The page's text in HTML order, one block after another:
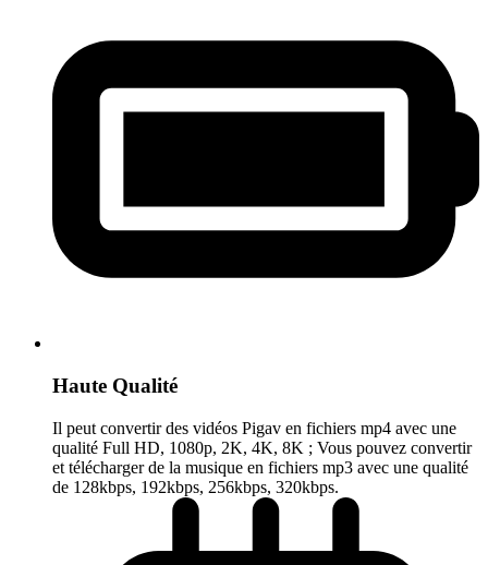
Haute Qualité
Il peut convertir des vidéos Pigav en fichiers mp4 avec une
qualité Full HD, 1080p, 2K, 4K, 8K ; Vous pouvez convertir
et télécharger de la musique en fichiers mp3 avec une qualité
de 128kbps, 192kbps, 256kbps, 320kbps.